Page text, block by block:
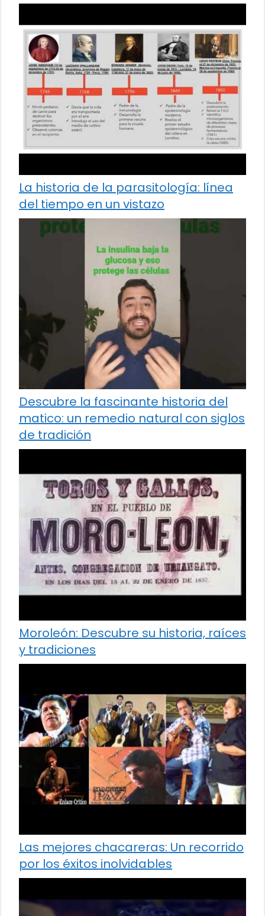
La historia de la parasitología: línea
del tiempo en un vistazo
Descubre la fascinante historia del
matico: un remedio natural con siglos
de tradición
Moroleón: Descubre su historia, raíces
y tradiciones
Las mejores chacareras: Un recorrido
por los éxitos inolvidables